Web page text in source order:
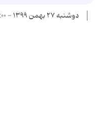
دوشنبه ۲۷ بهمن ۱۳۹۹ - ۰۰:۰۰